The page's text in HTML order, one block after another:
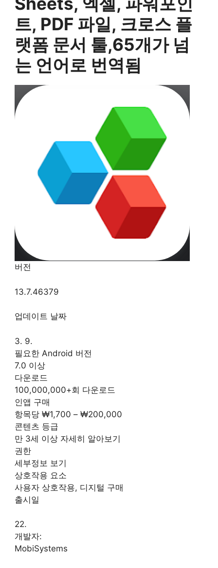
트, PDF 파일, 크로스 플
랫폼 문서 툴,65개가 넘
는 언어로 번역됨
버전
13.7.46379
업데이트 날짜
3. 9.
필요한 Android 버전
7.0 이상
다운로드
100,000,000+회 다운로드
인앱 구매
항목당 ₩1,700 – ₩200,000
콘텐츠 등급
만 3세 이상 자세히 알아보기
권한
세부정보 보기
상호작용 요소
사용자 상호작용, 디지털 구매
출시일
22.
개발자:
MobiSystems